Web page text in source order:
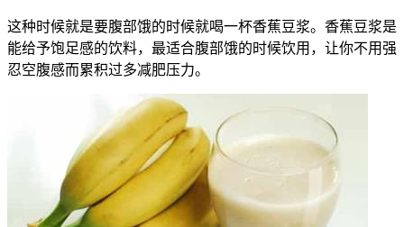
这种时候就是要腹部饿的时候就喝一杯香蕉豆浆。香蕉豆浆是
能给予饱足感的饮料，最适合腹部饿的时候饮用，让你不用强
忍空腹感而累积过多减肥压力。